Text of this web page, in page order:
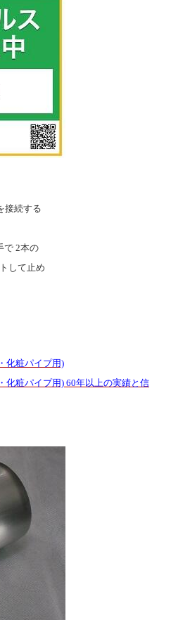
接続する
で 2本の
して止め
化粧パイプ用)
化粧パイプ用) 60年以上の実績と信